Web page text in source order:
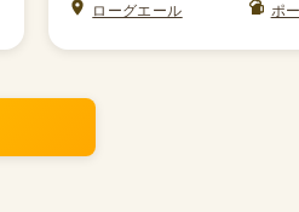
ローグエール
ポ